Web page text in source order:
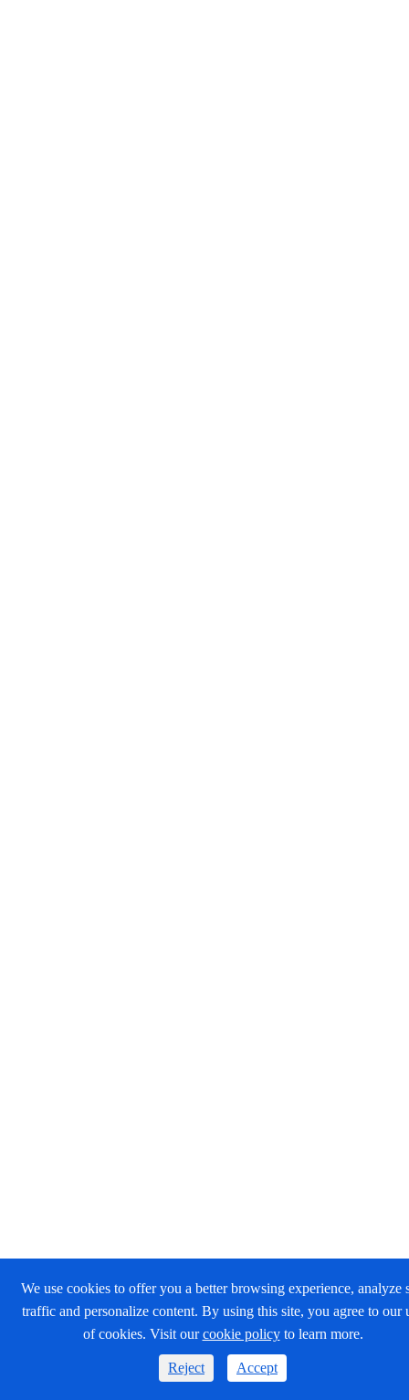
We use cookies to offer you a better browsing experience, analyze
traffic and personalize content. By using this site, you agree to our
of cookies. Visit ourcookie policyto learn more.
Reject Accept